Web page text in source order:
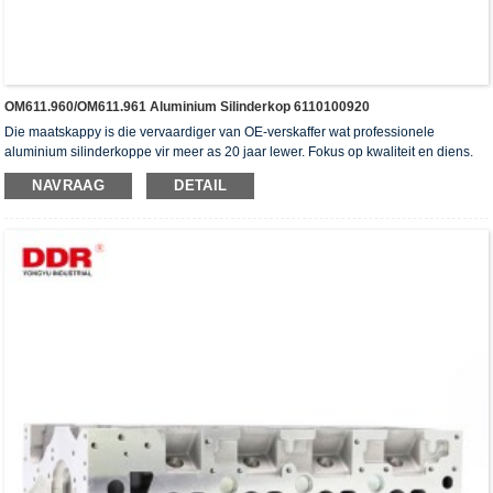
OM611.960/OM611.961 Aluminium Silinderkop 6110100920
Die maatskappy is die vervaardiger van OE-verskaffer wat professionele
aluminium silinderkoppe vir meer as 20 jaar lewer. Fokus op kwaliteit en diens.
Die silinderkoppe het die ISO16949-verifikasiesertifikaat, "die hoë verseëling
silinderkop", "die lang lewensduur van die silinderkop" en die ander 5
NAVRAAG DETAIL